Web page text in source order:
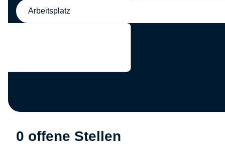
Arbeitsplatz
0 offene Stellen